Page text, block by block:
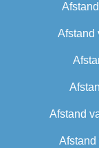
Afstand
Afstand
Afstand